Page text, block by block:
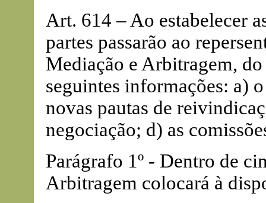
Art. 614 – Ao estabelecer
partes passarão ao
Mediação e Arbitragem,
seguintes informações: a)
novas pautas de
negociação; d) as
Parágrafo 1º - Dentro de
Arbitragem colocará à